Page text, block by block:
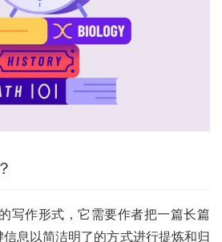
写作形式，它需要作者把一篇长篇
息以简洁明了的方式进行提炼和归